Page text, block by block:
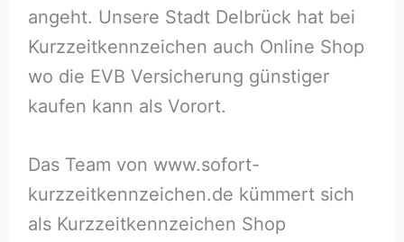
angeht. Unsere Stadt Delbrück hat bei
Kurzzeitkennzeichen auch Online Shop
wo die EVB Versicherung günstiger
kaufen kann als Vorort.
Das Team von www.sofort-
kurzzeitkennzeichen.de kümmert sich
als Kurzzeitkennzeichen Shop